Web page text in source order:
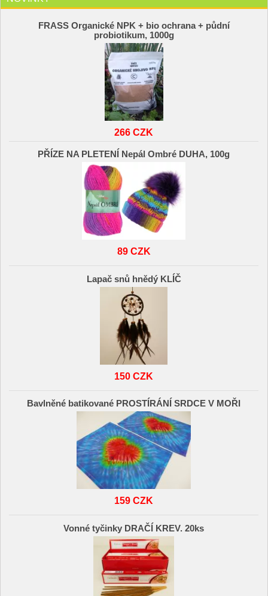
FRASS Organické NPK + bio ochrana + půdní
probiotikum, 1000g
266 CZK
PŘÍZE NA PLETENÍ Nepál Ombré DUHA, 100g
89 CZK
Lapač snů hnědý KLÍČ
150 CZK
Bavlněné batikované PROSTÍRÁNÍ SRDCE V MOŘI
159 CZK
Vonné tyčinky DRAČÍ KREV. 20ks